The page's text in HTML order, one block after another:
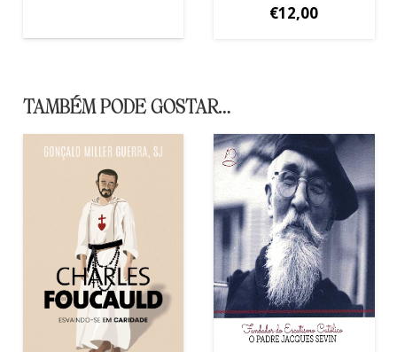
€12,00
TAMBÉM PODE GOSTAR…